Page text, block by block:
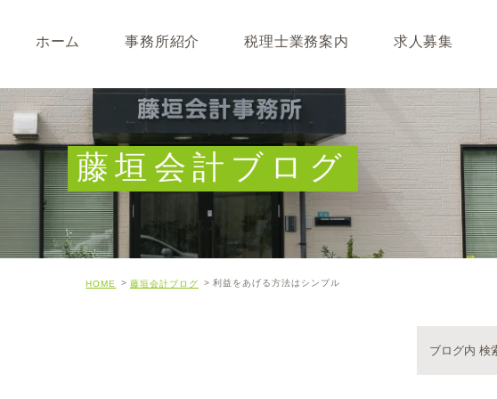
ホーム 事務所紹介
事務所･スタッフ紹介
求人募集
税理士業務案内
なぜ税理士が必要なのか
キャッシュフロー経営について
開業･経営支援について
相続について･事業承継について
求人募集
藤垣会計ブログ
HOME 藤垣会計ブログ 利益をあげる方法はシンプル